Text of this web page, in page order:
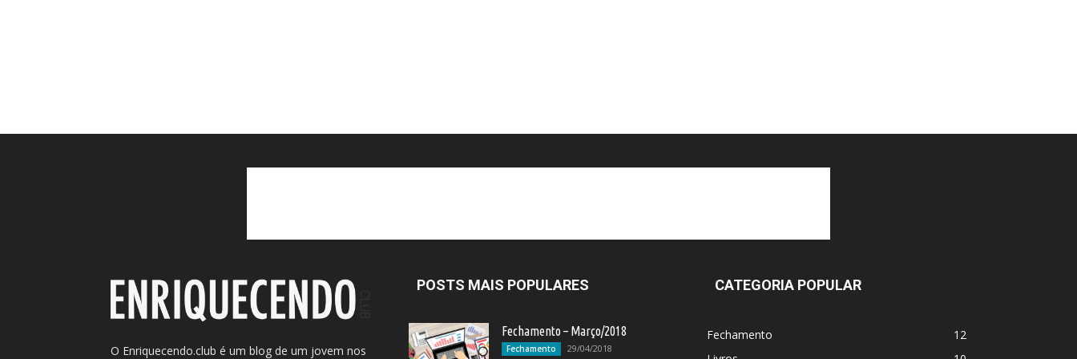
O Enriquecendo.club é um blog de um jovem nos
POSTS MAIS POPULARES
Fechamento – Março/2018
Fechamento 29/04/2018
CATEGORIA POPULAR
Fechamento
12